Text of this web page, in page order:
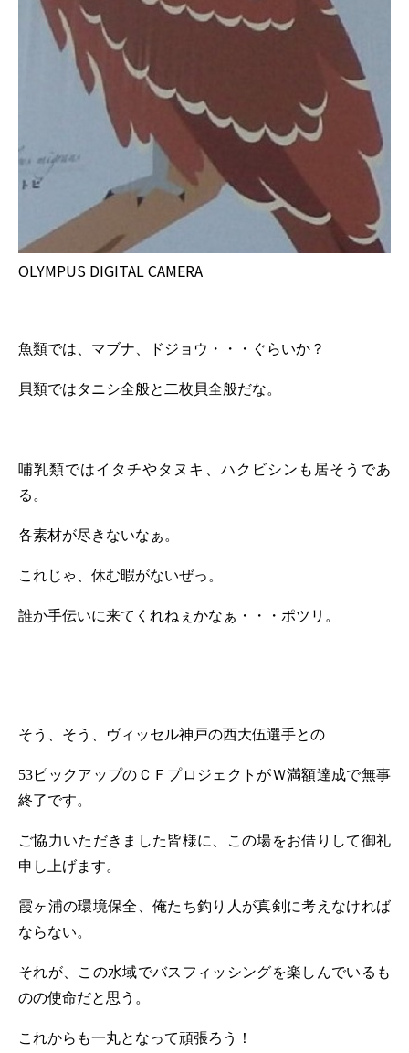
OLYMPUS DIGITAL CAMERA
魚類では、マブナ、ドジョウ・・・ぐらいか？
貝類ではタニシ全般と二枚貝全般だな。
哺乳類ではイタチやタヌキ、ハクビシンも居そうであ
る。
各素材が尽きないなぁ。
これじゃ、休む暇がないぜっ。
誰か手伝いに来てくれねぇかなぁ・・・ポツリ。
そう、そう、ヴィッセル神戸の西大伍選手との
53ピックアップのＣＦプロジェクトがＷ満額達成で無事
終了です。
ご協力いただきました皆様に、この場をお借りして御礼
申し上げます。
霞ヶ浦の環境保全、俺たち釣り人が真剣に考えなければ
ならない。
それが、この水域でバスフィッシングを楽しんでいるも
のの使命だと思う。
これからも一丸となって頑張ろう！